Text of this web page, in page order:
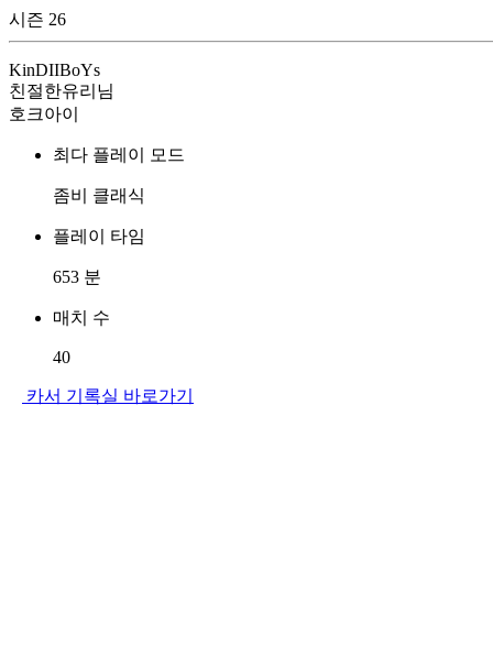
시즌 26
KinDIIBoYs
친절한유리님
호크아이
최다 플레이 모드
좀비 클래식
플레이 타임
653 분
매치 수
40
카서 기록실 바로가기